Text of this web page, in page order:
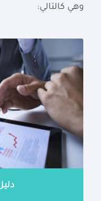
وهي كالتالي: